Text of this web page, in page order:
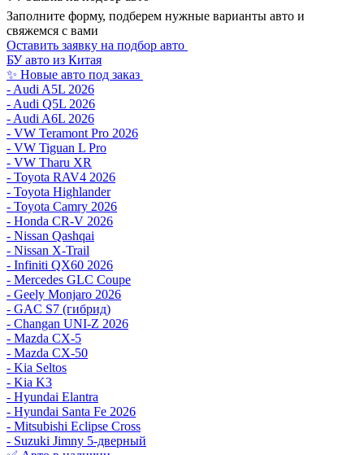
Заполните форму, подберем нужные варианты авто и
свяжемся с вами
Оставить заявку на подбор авто
БУ авто из Китая
✨ Новые авто под заказ
- Audi A5L 2026
- Audi Q5L 2026
- Audi A6L 2026
- VW Teramont Pro 2026
- VW Tiguan L Pro
- VW Tharu XR
- Toyota RAV4 2026
- Toyota Highlander
- Toyota Camry 2026
- Honda CR-V 2026
- Nissan Qashqai
- Nissan X-Trail
- Infiniti QX60 2026
- Mercedes GLC Coupe
- Geely Monjaro 2026
- GAC S7 (гибрид)
- Changan UNI-Z 2026
- Mazda CX-5
- Mazda CX-50
- Kia Seltos
- Kia K3
- Hyundai Elantra
- Hyundai Santa Fe 2026
- Mitsubishi Eclipse Cross
- Suzuki Jimny 5-дверный